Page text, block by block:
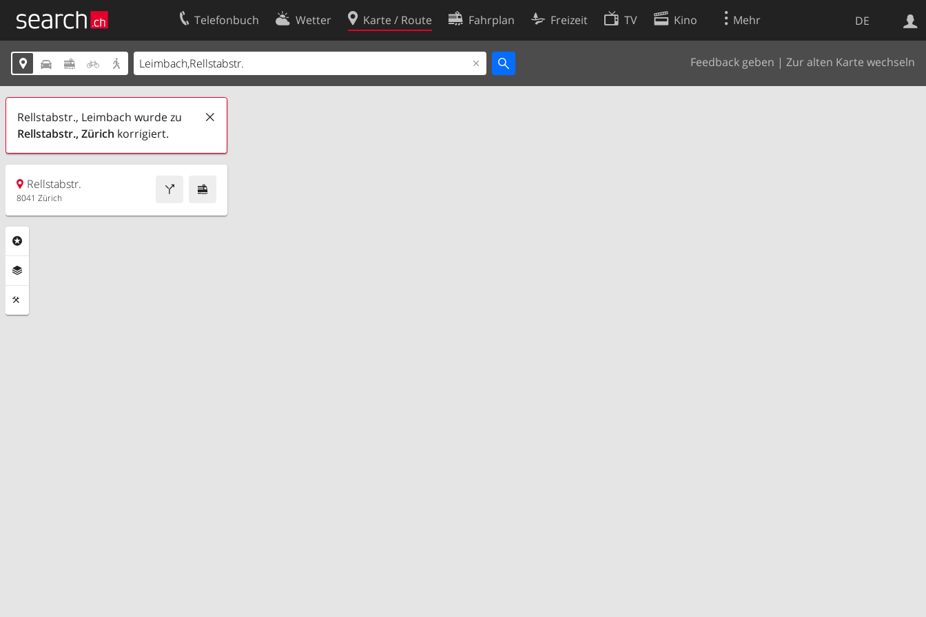
DE
Telefonbuch Wetter Karte / Route Fahrplan Freizeit TV Kino Mehr
     Feedback geben | Zur alten Karte wechseln
Rellstabstr., Leimbach wurde zu
Rellstabstr., Zürich korrigiert.
Rellstabstr.
8041 Zürich
Websuche
Ihr Eintrag
Kundencenter Geschäftskunden
Nutzungsbedingungen
Cookie-Richtlinie
Cookie-Einstellungen